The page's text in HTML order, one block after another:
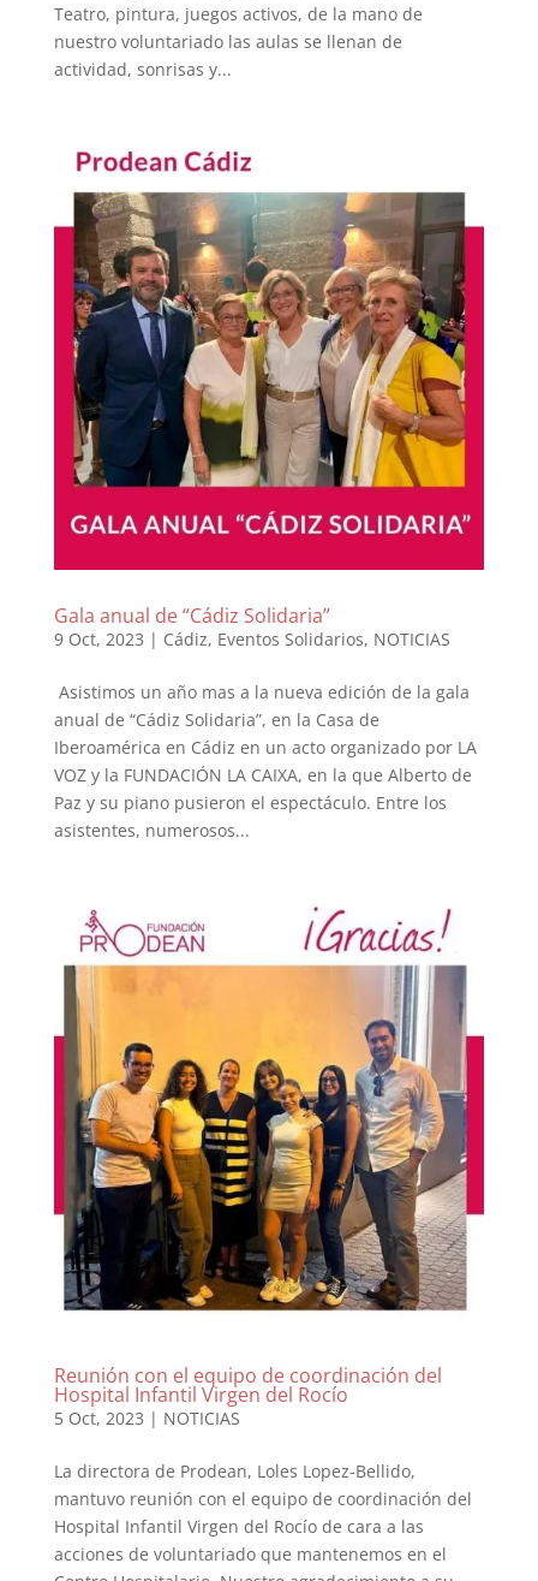
Teatro, pintura, juegos activos, de la mano de
nuestro voluntariado las aulas se llenan de
actividad, sonrisas y...
Gala anual de “Cádiz Solidaria”
9 Oct, 2023 | Cádiz, Eventos Solidarios, NOTICIAS
Asistimos un año mas a la nueva edición de la gala
anual de “Cádiz Solidaria”, en la Casa de
Iberoamérica en Cádiz en un acto organizado por LA
VOZ y la FUNDACIÓN LA CAIXA, en la que Alberto de
Paz y su piano pusieron el espectáculo. Entre los
asistentes, numerosos...
Reunión con el equipo de coordinación del
Hospital Infantil Virgen del Rocío
5 Oct, 2023 | NOTICIAS
La directora de Prodean, Loles Lopez-Bellido,
mantuvo reunión con el equipo de coordinación del
Hospital Infantil Virgen del Rocío de cara a las
acciones de voluntariado que mantenemos en el